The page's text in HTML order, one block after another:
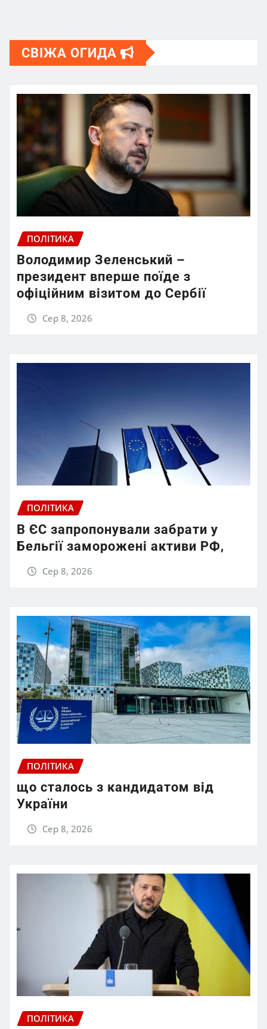
СВІЖА ОГИДА
ПОЛІТИКА
Володимир Зеленський –
президент вперше поїде з
офіційним візитом до Сербії
Сер 8, 2026
ПОЛІТИКА
В ЄС запропонували забрати у
Бельгії заморожені активи РФ,
Сер 8, 2026
ПОЛІТИКА
що сталось з кандидатом від
України
Сер 8, 2026
ПОЛІТИКА